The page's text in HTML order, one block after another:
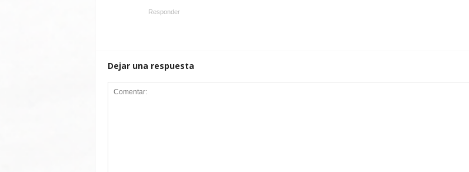
Responder
Dejar una respuesta